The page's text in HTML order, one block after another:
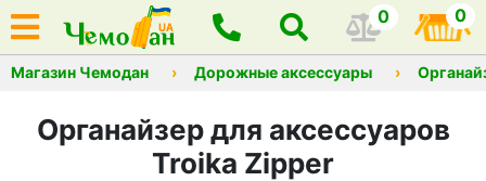
0 0
Магазин Чемодан Дорожные аксессуары
Органайзер для аксессуаров
Troika Zipper